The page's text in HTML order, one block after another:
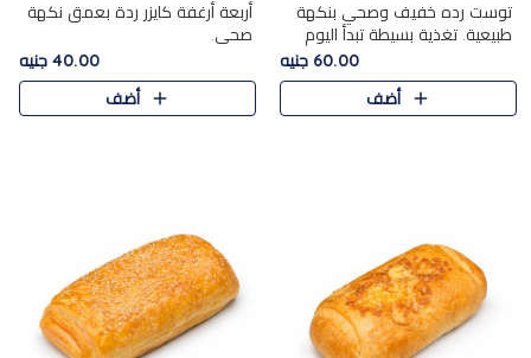
توست رده خفيف وصحي بنكهة
طبيعية. تغذية بسيطة تبدأ اليوم
60.00 جنيه
أضف
أربعة أرغفة كايزر ردة بعمق نكهة
صحي.
40.00 جنيه
أضف